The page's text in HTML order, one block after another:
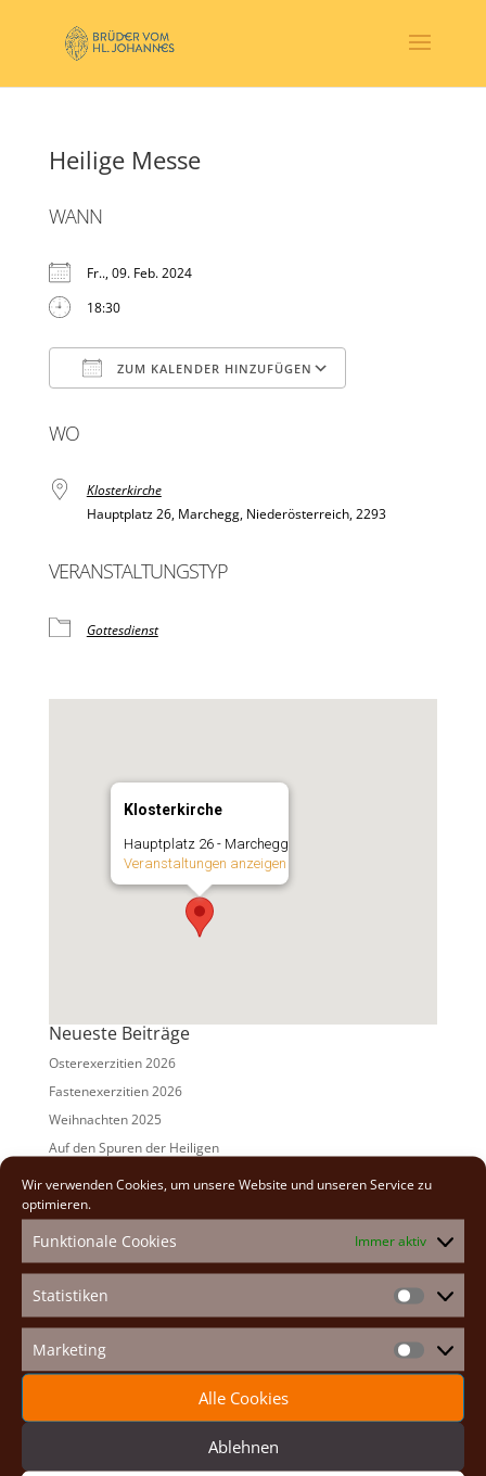
Wir verwenden Cookies, um unsere Website und unseren Service zu
optimieren.
Funktionale Cookies Immer aktiv
Statistiken
Marketing Marketing
Alle Cookies
Ablehnen
Heilige Messe
WANN
Fr.., 09. Feb. 2024
18:30
ZUM KALENDER HINZUFÜGEN
WO
Klosterkirche
Hauptplatz 26, Marchegg, Niederösterreich, 2293
VERANSTALTUNGSTYP
Gottesdienst
Klosterkirche
Hauptplatz 26 - Marchegg
Veranstaltungen anzeigen
Neueste Beiträge
Osterexerzitien 2026
Fastenexerzitien 2026
Weihnachten 2025
Auf den Spuren der Heiligen
Adventexerzitien 2025
2026(2)
2025(7)
2024(5)
2023(13)
2022(9)
2020(2)